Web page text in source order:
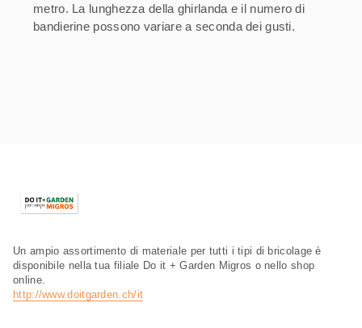
metro. La lunghezza della ghirlanda e il numero di
bandierine possono variare a seconda dei gusti.
Un ampio assortimento di materiale per tutti i tipi di bricolage è
disponibile nella tua filiale Do it + Garden Migros o nello shop
online.
http://www.doitgarden.ch/it